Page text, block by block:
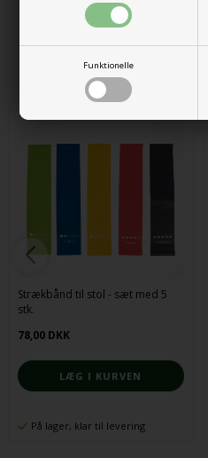
Funktionelle
Strækbånd til stol - sæt med 5
stk.
78,00 DKK
På lager, klar til levering